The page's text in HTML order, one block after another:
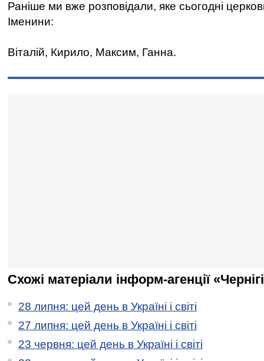
Раніше ми вже розповідали, яке сьогодні
Іменини:
Віталій, Кирило, Максим, Ганна.
Схожі матеріали інформ-агенції
28 липня: цей день в Україні і світі
27 липня: цей день в Україні і світі
23 червня: цей день в Україні і світі